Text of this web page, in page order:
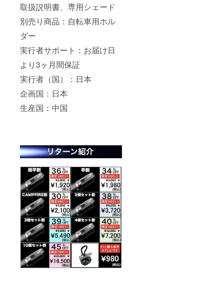
取扱説明書、専用シェード
別売り商品：自転車用ホル
ダー
実行者サポート：お届け日
より3ヶ月間保証
実行者（国）：日本
企画国：日本
生産国：中国